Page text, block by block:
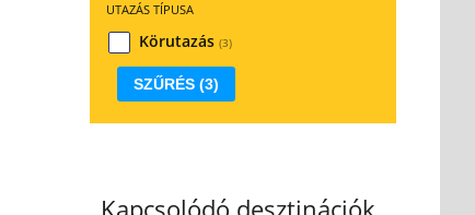
UTAZÁS TÍPUSA
Körutazás (3)
SZŰRÉS (3)
Kapcsolódó desztinációk